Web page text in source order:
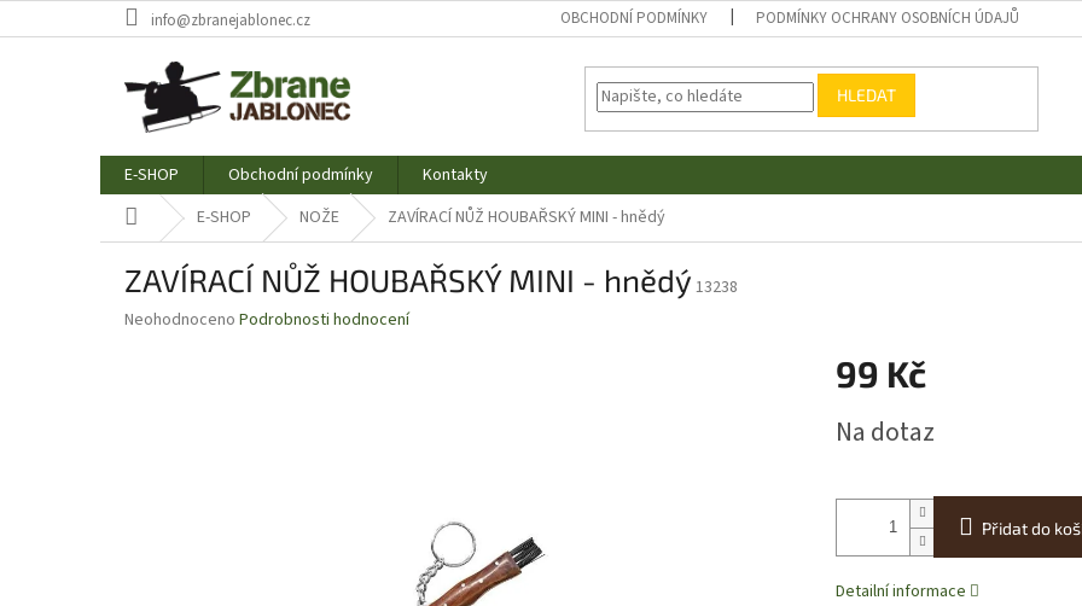
na
info@zbranejablonec.cz OBCHODNÍ PODMÍNKY PODMÍNKY OCHRANY OSOBNÍCH ÚDAJŮ
HLEDAT
E-SHOP Obchodní podmínky
Kontakty
Domů E-SHOP NOŽE ZAVÍRACÍ NŮŽ HOUBAŘSKÝ MINI - hnědý
ZAVÍRACÍ NŮŽ HOUBAŘSKÝ MINI - hnědý 13238
Průměrné
Neohodnoceno Podrobnosti hodnocení
99 Kč
cena:
Na dotaz
Přidat do
Detailní informace